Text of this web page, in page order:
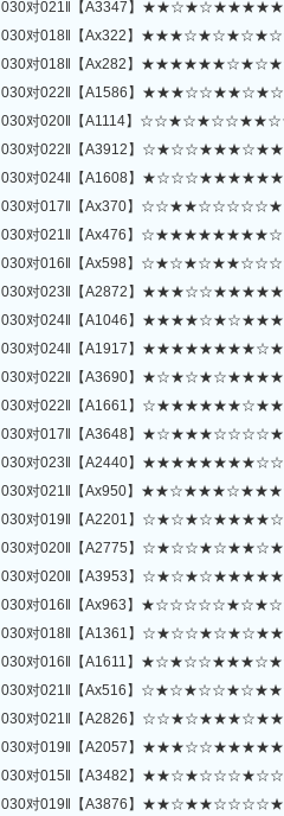
030对021‖【A3347】
030对018‖【Ax322】
030对018‖【Ax282】
030对022‖【A1586】
030对020‖【A1114】
030对022‖【A3912】
030对024‖【A1608】
030对017‖【Ax370】
030对021‖【Ax476】
030对016‖【Ax598】
030对023‖【A2872】
030对024‖【A1046】
030对024‖【A1917】
030对022‖【A3690】
030对022‖【A1661】
030对017‖【A3648】
030对023‖【A2440】
030对021‖【Ax950】
030对019‖【A2201】
030对020‖【A2775】
030对020‖【A3953】
030对016‖【Ax963】
030对018‖【A1361】
030对016‖【A1611】
030对021‖【Ax516】
030对021‖【A2826】
030对019‖【A2057】
030对015‖【A3482】
030对019‖【A3876】